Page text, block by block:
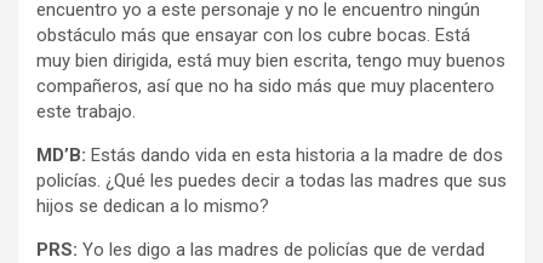
encuentro yo a este personaje y no le encuentro ningún
obstáculo más que ensayar con los cubre bocas. Está
muy bien dirigida, está muy bien escrita, tengo muy buenos
compañeros, así que no ha sido más que muy placentero
este trabajo.
MD’B: Estás dando vida en esta historia a la madre de dos
policías. ¿Qué les puedes decir a todas las madres que sus
hijos se dedican a lo mismo?
PRS: Yo les digo a las madres de policías que de verdad